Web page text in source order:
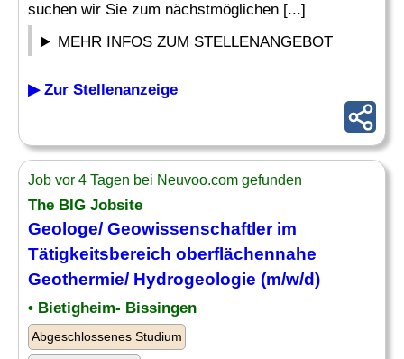
suchen wir Sie zum nächstmöglichen [...]
MEHR INFOS ZUM STELLENANGEBOT
▶ Zur Stellenanzeige
Job vor 4 Tagen bei Neuvoo.com gefunden
The BIG Jobsite
Geologe/ Geowissenschaftler im
Tätigkeitsbereich oberflächennahe
Geothermie/ Hydrogeologie (m/w/d)
• Bietigheim- Bissingen
Abgeschlossenes Studium